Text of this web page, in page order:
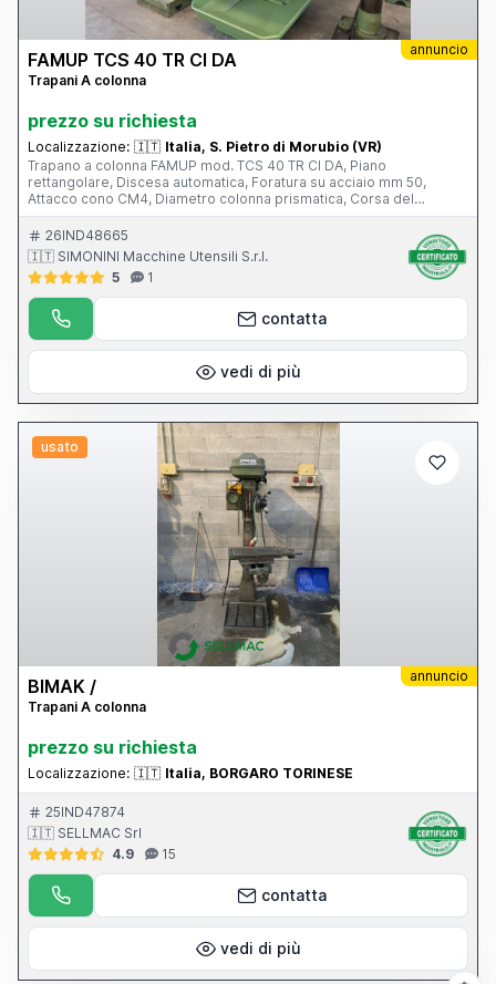
annuncio
FAMUP TCS 40 TR CI DA
Trapani A colonna
prezzo su richiesta
Localizzazione: 🇮🇹 Italia, S. Pietro di Morubio (VR)
Trapano a colonna FAMUP mod. TCS 40 TR CI DA, Piano
rettangolare, Discesa automatica, Foratura su acciaio mm 50,
Attacco cono CM4, Diametro colonna prismatica, Corsa del
mandrino mm 145, Trasmissione Variatore semplice (VS) cambio a
ingranaggi, Velocità Nr. Variabile, N. giri 100-1620, Potenza motore
Kw 2.2 – 3, Peso Kg 780
26IND48665
🇮🇹 SIMONINI Macchine Utensili S.r.l.
5
1
contatta
vedi di più
usato
annuncio
BIMAK /
Trapani A colonna
prezzo su richiesta
Localizzazione: 🇮🇹 Italia, BORGARO TORINESE
25IND47874
🇮🇹 SELLMAC Srl
4.9
15
contatta
vedi di più